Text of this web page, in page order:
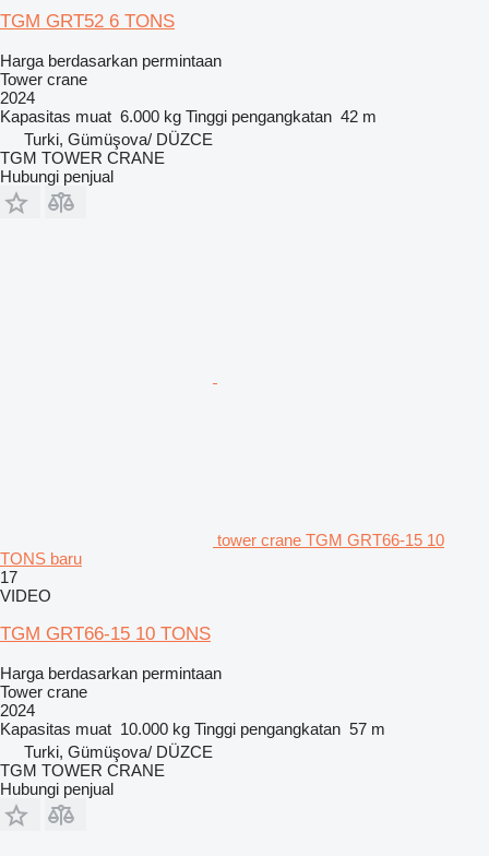
TGM GRT52 6 TONS
Harga berdasarkan permintaan
Tower crane
2024
Kapasitas muat 6.000 kg Tinggi pengangkatan 42 m
Turki, Gümüşova/ DÜZCE
TGM TOWER CRANE
Hubungi penjual
tower crane TGM GRT66-15 10
TONS baru
17
VIDEO
TGM GRT66-15 10 TONS
Harga berdasarkan permintaan
Tower crane
2024
Kapasitas muat 10.000 kg Tinggi pengangkatan 57 m
Turki, Gümüşova/ DÜZCE
TGM TOWER CRANE
Hubungi penjual